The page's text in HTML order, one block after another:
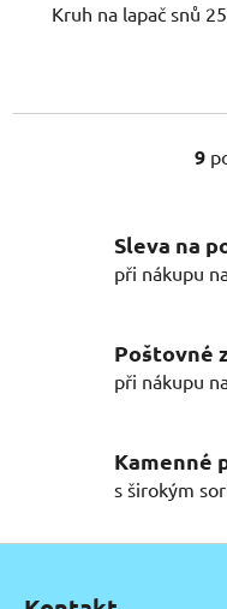
Kruh na lapač snů
9
Sleva na
při nákupu
Poštovné
při nákupu
Kamenné
s širokým